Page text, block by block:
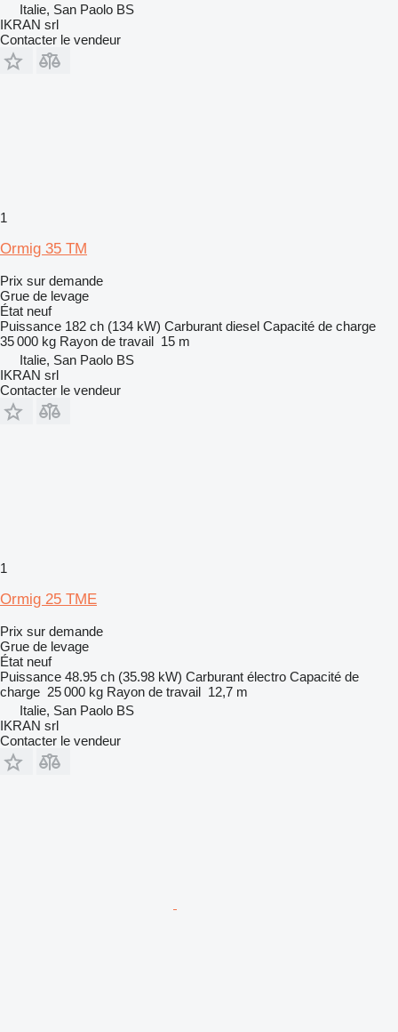
Italie, San Paolo BS
IKRAN srl
Contacter le vendeur
1
Ormig 35 TM
Prix sur demande
Grue de levage
État neuf
Puissance 182 ch (134 kW) Carburant diesel Capacité de charge
35 000 kg Rayon de travail 15 m
Italie, San Paolo BS
IKRAN srl
Contacter le vendeur
1
Ormig 25 TME
Prix sur demande
Grue de levage
État neuf
Puissance 48.95 ch (35.98 kW) Carburant électro Capacité de
charge 25 000 kg Rayon de travail 12,7 m
Italie, San Paolo BS
IKRAN srl
Contacter le vendeur